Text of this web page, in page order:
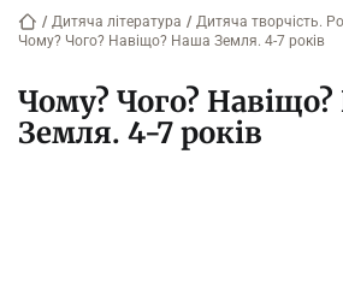
/ Дитяча література / Дитяча творчість.
Чому? Чого? Навіщо? Наша Земля. 4-7 років
Чому? Чого?
Земля. 4-7 років